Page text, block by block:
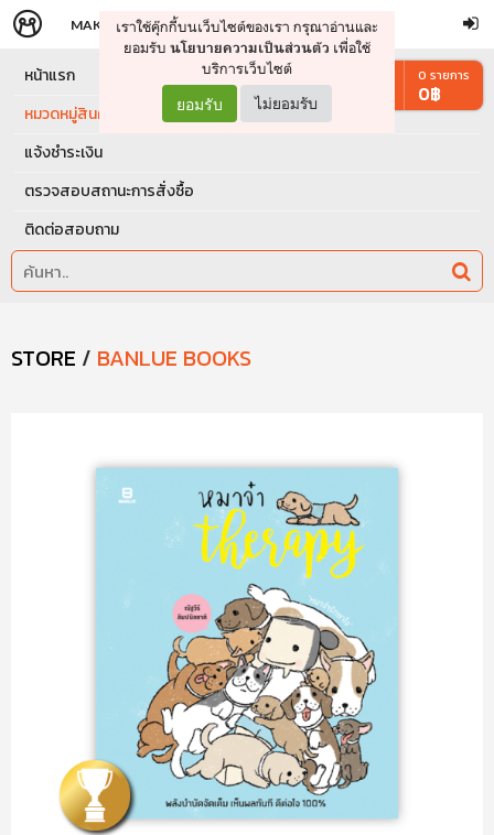
จัดการรถเข็น ดำเนินการต่อ
MAKERS STORE
เราใช้คุ๊กกี้บนเว็บไซต์ของเรา กรุณาอ่านและ
ยอมรับ นโยบายความเป็นส่วนตัว เพื่อใช้
บริการเว็บไซต์
ยอมรับ ไม่ยอมรับ
หน้าแรก
หมวดหมู่สินค้า
แจ้งชำระเงิน
ตรวจสอบสถานะการสั่งซื้อ
ติดต่อสอบถาม
0 รายการ
0฿
STORE / BANLUE BOOKS